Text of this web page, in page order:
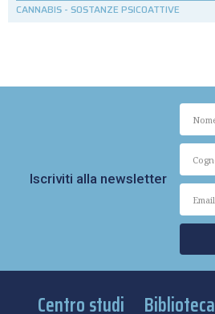
CANNABIS - SOSTANZE PSICOATTIVE
Iscriviti alla newsletter
Centro studi Biblioteca